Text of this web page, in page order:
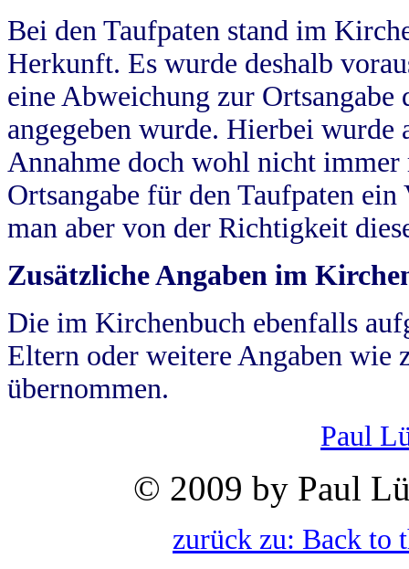
Bei den Taufpaten stand im
Herkunft. Es wurde deshalb
eine Abweichung zur
angegeben wurde. Hierbei wurde
Annahme doch wohl nicht
Ortsangabe für den Taufpaten
man aber von der Richtigkeit
Zusätzliche Angaben im
Die im Kirchenbuch ebenfalls
Eltern oder weitere Angaben wie
übernommen.
Paul
© 2009 by Paul
zurück zu: Back to